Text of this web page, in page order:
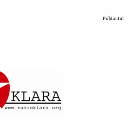
Publicitat